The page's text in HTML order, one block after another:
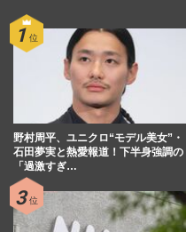
野村周平、ユニクロ“モデル美女”・
石田夢実と熱愛報道！下半身強調の
「過激すぎ…